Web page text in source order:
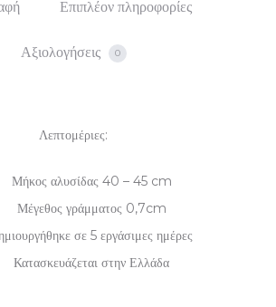
Επιπλέον πληροφορίες
Αξιολογήσεις 0
Λεπτομέριες:
Μήκος αλυσίδας 40 – 45 cm
Μέγεθος γράμματος 0,7cm
σε 5 εργάσιμες ημέρες
Κατασκευάζεται στην Ελλάδα